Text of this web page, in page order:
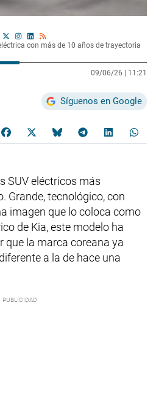
con más de 10 años de trayectoria
09/06/26 | 11:21
Síguenos en Google
SUV eléctricos más
Grande, tecnológico, con
imagen que lo coloca como
de Kia, este modelo ha
que la marca coreana ya
a la de hace una